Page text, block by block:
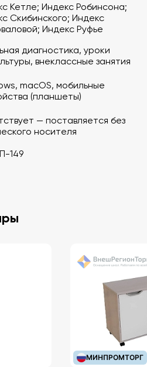
Кетле; Индекс Робинсона;
Скибинского; Индекс
Индекс Руфье
диагностика, уроки
внеклассные занятия
macOS, мобильные
(планшеты)
— поставляется без
носителя
149
МИНПРОМТОРГ